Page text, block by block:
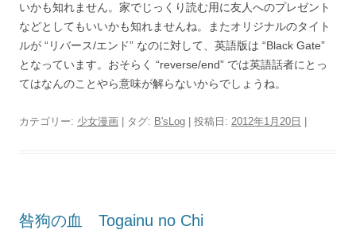
いかも知れません。家でじっくり読む用に友人へのプレゼント
などとしてもいいかも知れませんね。またオリジナルのタイト
ルが “リバース/エンド” なのに対して、英語版は “Black Gate”
となっています。おそらく “reverse/end” では英語話者にとっ
てはなんのことやら意味が解らないからでしょうね。
カテゴリー: 少女漫画 | タグ: B'sLog | 投稿日: 2012年1月20日
咎狗の血 Togainu no Chi